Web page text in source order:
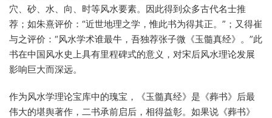
穴、砂、水、向、时等风水要素。因此得到众多古代名士推
荐；如朱熹评价：“近世地理之学，惟此书为得其正。”；又得崔
与之评价：“风水学术谁最牛，吾独荐张子微《玉髓真经》。”此
书在中国风水史上具有里程碑式的意义，对宋后风水理论发展
影响巨大而深远。
作为风水学理论宝库中的瑰宝，《玉髓真经》是《葬书》后最
伟大的堪舆著作，二书承前启后，相得益彰。如果说《葬书》